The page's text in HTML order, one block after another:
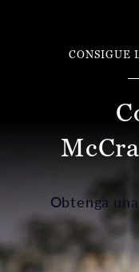
CONSIGUE
Obtenga